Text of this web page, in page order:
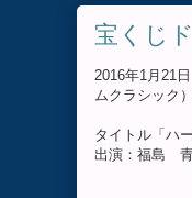
宝くじ
2016年1月21
ムクラシック
タイトル「ハ
出演：福島 青